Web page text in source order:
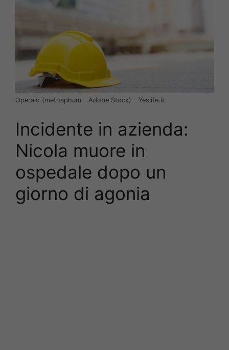
Operaio (methaphum ​- Adobe Stock) – Yeslife.it
Incidente in azienda:
Nicola muore in
ospedale dopo un
giorno di agonia